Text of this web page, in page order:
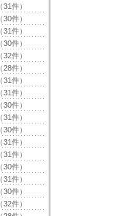
（31件）
（30件）
（31件）
（30件）
（32件）
（28件）
（31件）
（31件）
（30件）
（31件）
（30件）
（31件）
（31件）
（30件）
（31件）
（30件）
（32件）